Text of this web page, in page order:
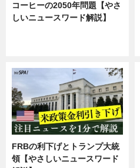
コーヒーの2050年問題【やさ
しいニュースワード解説】
FRBの利下げとトランプ大統
領【やさしいニュースワード